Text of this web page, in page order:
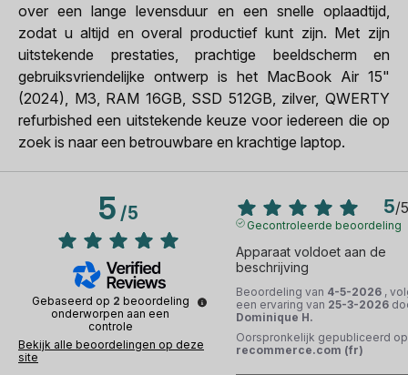
over een lange levensduur en een snelle oplaadtijd,
zodat u altijd en overal productief kunt zijn. Met zijn
uitstekende prestaties, prachtige beeldscherm en
gebruiksvriendelijke ontwerp is het MacBook Air 15"
(2024), M3, RAM 16GB, SSD 512GB, zilver, QWERTY
refurbished een uitstekende keuze voor iedereen die op
zoek is naar een betrouwbare en krachtige laptop.
5/5
Gebaseerd op 2 beoordeling
onderworpen aan een
controle
Bekijk alle beoordelingen op deze
site
5/5
Gecontroleerde beoordeling
Apparaat voldoet aan de
beschrijving
Beoordeling van 4-5-2026 ,
een ervaring van 25-3-2026
Dominique H.
Oorspronkelijk gepubliceerd op
recommerce.com (fr)